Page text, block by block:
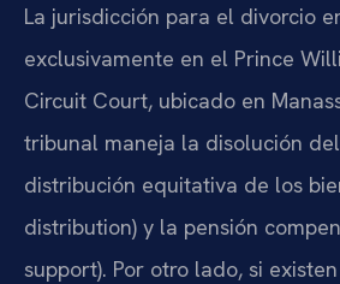
La jurisdicción para el divorcio
exclusivamente en el Prince
Circuit Court, ubicado en
tribunal maneja la disolución
distribución equitativa de los
distribution) y la pensión
support). Por otro lado, si